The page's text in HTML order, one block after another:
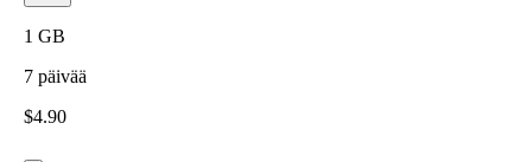
1 GB
7 päivää
$4.90